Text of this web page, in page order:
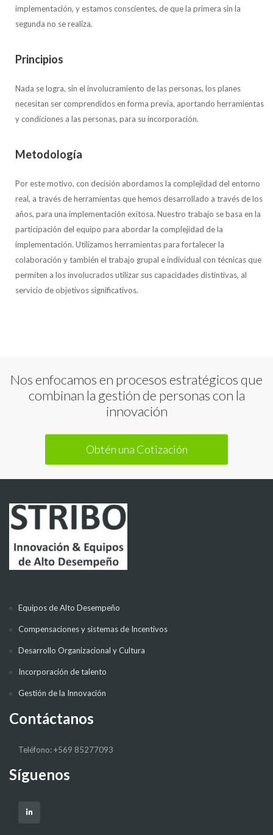
implementación, y estamos conscientes, de que la primera sin la
segunda no se realiza.
Principios
Nada se logra, sin el involucramiento de las personas, los planes
necesitan ser comprendidos en forma previa, aportando herramientas
y condiciones a las personas, para su incorporación.
Metodología
Por este motivo, con decisión abordamos la complejidad del entorno
real, a través de herramientas que hemos desarrollado a través de los
años, para una implementación exitosa. Nuestro trabajo se basa en la
participación del equipo para abordar la complejidad de la
implementación. Utilizamos herramientas para fortalecer la
colaboración y también el trabajo grupal e individual con técnicas que
permiten a los involucrados utilizar sus capacidades distintivas, al
servicio de objetivos significativos.
Nos enfocamos en procesos estratégicos que
combinan la gestión de personas con la
innovación
Obtén una Cotización
Equipos de Alto Desempeño
Compensaciones y sistemas de Incentivos
Desarrollo Organizacional y Cultura
Incorporación de talento
Gestión de la Innovación
Contáctanos
Teléfono: +569 85277093
Síguenos